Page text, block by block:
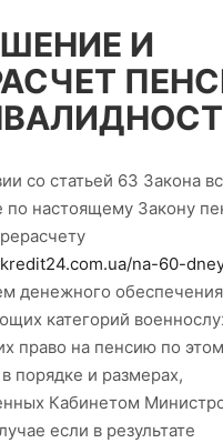
И
со статьей 63 Закона
по настоящему Закону
na-60-
денежного обеспечения
категорий
право на пенсию по
порядке и размерах,
Кабинетом
если в результате